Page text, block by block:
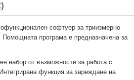
софтуер за триизмерно
програма е предназначена за
набор от възможности за работа с
функция за зареждане на